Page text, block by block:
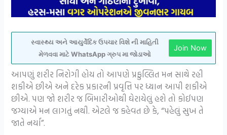
સ્વાસ્થ્ય અને આયુર્વેદિક ઉપચાર વિશે ની માહિતી
મેળવવા માટે WhatsApp ગ્રુપ મા જોડાઓ
Join Now
આપણું શરીર નિરોગી હોય તો આપણે પ્રફુલ્લિત મન સાથે રહી
શકીએ છીએ અને દરેક પ્રકારની પ્રવૃત્તિ પર ધ્યાન આપી શકીએ
છીએ. પણ જો શરીર જ બિમારીઓથી ઘેરાયેલું હશે તો કોઈપણ
જગ્યાએ મન લાગતું નથી. એટલે જ કહેવત છે કે, “પહેલું સુખ તે
જાતે નર્યા”.